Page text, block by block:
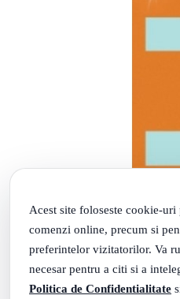
Acest site foloseste cookie-uri
comenzi online, precum si
preferintelor vizitatorilor. Va
necesar pentru a citi si a
Politica de Confidentialitate